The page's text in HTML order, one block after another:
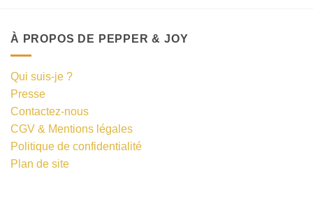
À PROPOS DE PEPPER & JOY
Qui suis-je ?
Presse
Contactez-nous
CGV & Mentions légales
Politique de confidentialité
Plan de site